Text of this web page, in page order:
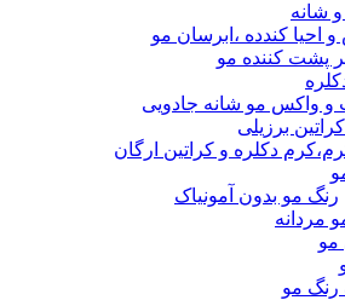
شانه
احیا کندده ،ابرسان مو
پشت کننده مو
واکس مو شانه جادویی
برزیلی
دکلره و کراتین ارگان
رنگ مو بدون آمونیاک
مردانه
مو
رنگ مو